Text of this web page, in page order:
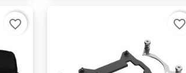
favorite_border favorite_border